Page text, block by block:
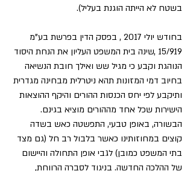
בשטח לא הייתה הוגנת בעליל).
בחודש יולי 2017 , בפסק הדין בפרשת בע"מ
15/919 ,שינה בית המשפט העליון את הנחת היסוד
הנוהגת וקבע כי מגיל שש ואילך חובת הנשיאה
בחיוב דמי המזונות תהא ניטרלית מבחינה מגדרית
ותיקבע לפי יחס הכנסות ההורים והיקף ההוצאות
הישירות שכל אחד מההורים מוציא בגינם.
הבשורה, באופן טבעי, התפשטה כאש בשדה
קוצים במחוזותינו כאשר בלבול רב חל (גם מצד
בתי המשפט כמובן) לגבי אופן התחולה והיישום
של ההלכה החדשה. בניגוד לסברה הרווחת,